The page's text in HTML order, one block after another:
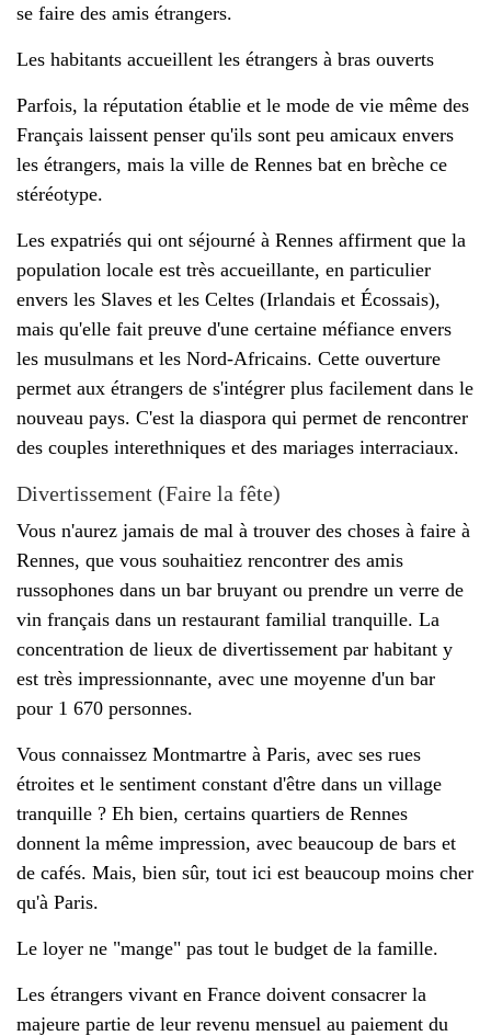
se faire des amis étrangers.
Les habitants accueillent les étrangers à bras ouverts
Parfois, la réputation établie et le mode de vie même des
Français laissent penser qu'ils sont peu amicaux envers
les étrangers, mais la ville de Rennes bat en brèche ce
stéréotype.
Les expatriés qui ont séjourné à Rennes affirment que la
population locale est très accueillante, en particulier
envers les Slaves et les Celtes (Irlandais et Écossais),
mais qu'elle fait preuve d'une certaine méfiance envers
les musulmans et les Nord-Africains. Cette ouverture
permet aux étrangers de s'intégrer plus facilement dans le
nouveau pays. C'est la diaspora qui permet de rencontrer
des couples interethniques et des mariages interraciaux.
Divertissement (Faire la fête)
Vous n'aurez jamais de mal à trouver des choses à faire à
Rennes, que vous souhaitiez rencontrer des amis
russophones dans un bar bruyant ou prendre un verre de
vin français dans un restaurant familial tranquille. La
concentration de lieux de divertissement par habitant y
est très impressionnante, avec une moyenne d'un bar
pour 1 670 personnes.
Vous connaissez Montmartre à Paris, avec ses rues
étroites et le sentiment constant d'être dans un village
tranquille ? Eh bien, certains quartiers de Rennes
donnent la même impression, avec beaucoup de bars et
de cafés. Mais, bien sûr, tout ici est beaucoup moins cher
qu'à Paris.
Le loyer ne "mange" pas tout le budget de la famille.
Les étrangers vivant en France doivent consacrer la
majeure partie de leur revenu mensuel au paiement du